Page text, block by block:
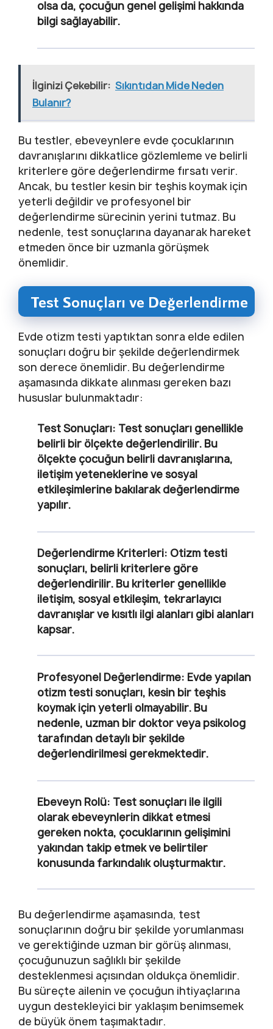
olsa da, çocuğun genel gelişimi hakkında
bilgi sağlayabilir.
İlginizi Çekebilir: Sıkıntıdan Mide Neden
Bulanır?
Bu testler, ebeveynlere evde çocuklarının
davranışlarını dikkatlice gözlemleme ve belirli
kriterlere göre değerlendirme fırsatı verir.
Ancak, bu testler kesin bir teşhis koymak için
yeterli değildir ve profesyonel bir
değerlendirme sürecinin yerini tutmaz. Bu
nedenle, test sonuçlarına dayanarak hareket
etmeden önce bir uzmanla görüşmek
önemlidir.
Test Sonuçları ve Değerlendirme
Evde otizm testi yaptıktan sonra elde edilen
sonuçları doğru bir şekilde değerlendirmek
son derece önemlidir. Bu değerlendirme
aşamasında dikkate alınması gereken bazı
hususlar bulunmaktadır:
Test Sonuçları: Test sonuçları genellikle
belirli bir ölçekte değerlendirilir. Bu
ölçekte çocuğun belirli davranışlarına,
iletişim yeteneklerine ve sosyal
etkileşimlerine bakılarak değerlendirme
yapılır.
Değerlendirme Kriterleri: Otizm testi
sonuçları, belirli kriterlere göre
değerlendirilir. Bu kriterler genellikle
iletişim, sosyal etkileşim, tekrarlayıcı
davranışlar ve kısıtlı ilgi alanları gibi alanları
kapsar.
Profesyonel Değerlendirme: Evde yapılan
otizm testi sonuçları, kesin bir teşhis
koymak için yeterli olmayabilir. Bu
nedenle, uzman bir doktor veya psikolog
tarafından detaylı bir şekilde
değerlendirilmesi gerekmektedir.
Ebeveyn Rolü: Test sonuçları ile ilgili
olarak ebeveynlerin dikkat etmesi
gereken nokta, çocuklarının gelişimini
yakından takip etmek ve belirtiler
konusunda farkındalık oluşturmaktır.
Bu değerlendirme aşamasında, test
sonuçlarının doğru bir şekilde yorumlanması
ve gerektiğinde uzman bir görüş alınması,
çocuğunuzun sağlıklı bir şekilde
desteklenmesi açısından oldukça önemlidir.
Bu süreçte ailenin ve çocuğun ihtiyaçlarına
uygun destekleyici bir yaklaşım benimsemek
de büyük önem taşımaktadır.